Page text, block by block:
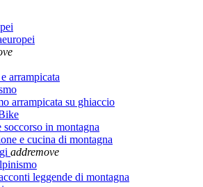
arrampicata
arrampicata su ghiaccio
soccorso in montagna
e cucina di montagna
addremove
leggende di montagna